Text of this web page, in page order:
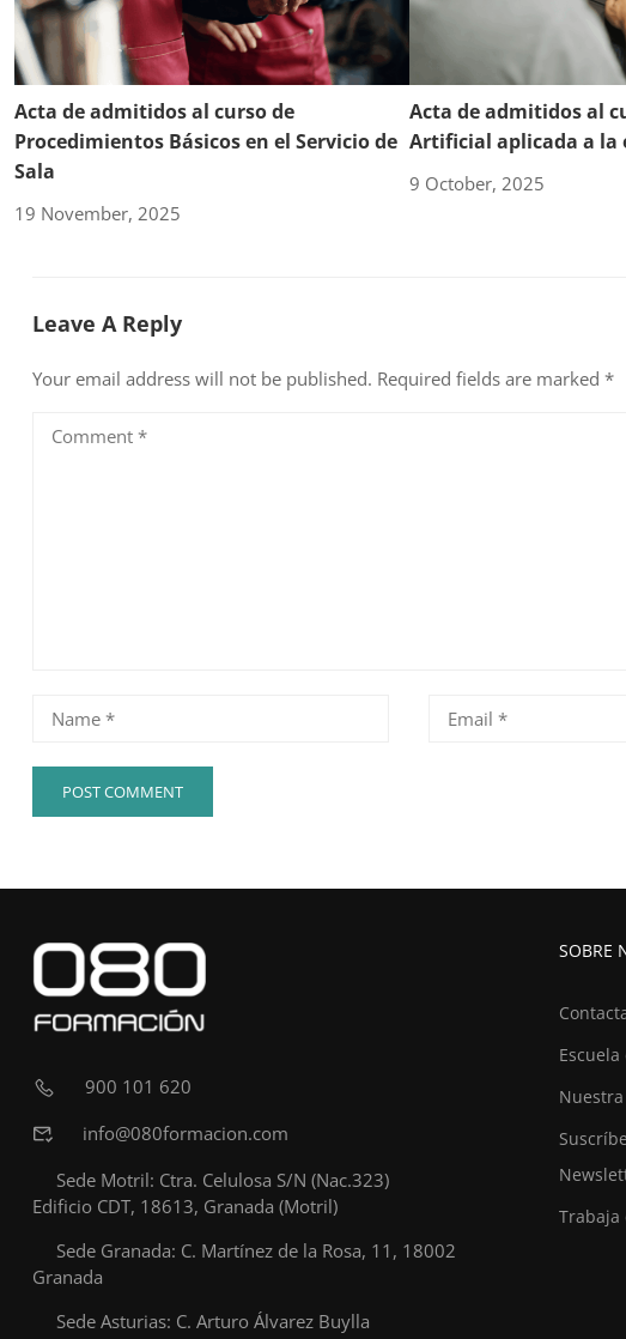
Acta de admitidos al curso de
Procedimientos Básicos en el Servicio de
Sala
19 November, 2025
Acta de admitidos al
Artificial aplicada a la
9 October, 2025
Leave A Reply
Your email address will not be published. Required fields are marked *
900 101 620
info@080formacion.com
Sede Motril: Ctra. Celulosa S/N (Nac.323)
Edificio CDT, 18613, Granada (Motril)
Sede Granada: C. Martínez de la Rosa, 11, 18002
Granada
Sede Asturias: C. Arturo Álvarez Buylla
SOBRE
Trabaja